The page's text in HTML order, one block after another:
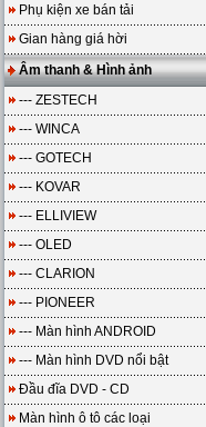
Phụ kiện xe bán tải
Gian hàng giá hời
Âm thanh & Hình ảnh
--- ZESTECH
--- WINCA
--- GOTECH
--- KOVAR
--- ELLIVIEW
--- OLED
--- CLARION
--- PIONEER
--- Màn hình ANDROID
--- Màn hình DVD nổi bật
Đầu đĩa DVD - CD
Màn hình ô tô các loại